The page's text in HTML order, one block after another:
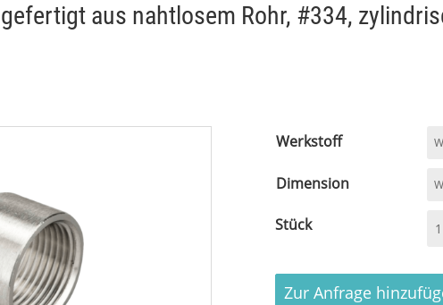
aus nahtlosem Rohr, #334,
Werkstoff
Dimension
Halbe
gefertigt
aus
Zur Anfrage